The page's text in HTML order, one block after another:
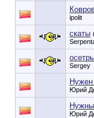
ipolit
скаты
Sergey
Юрий
Нужны
Юрий